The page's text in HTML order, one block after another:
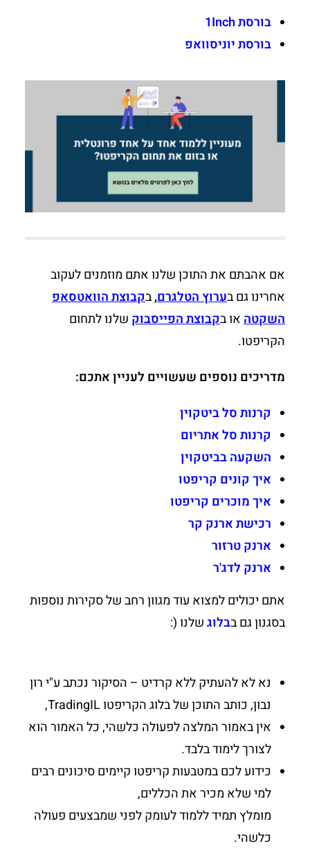
בורסת 1Inch
בורסת יוניסוואפ
אם אהבתם את התוכן שלנו אתם מוזמנים לעקוב
אחרינו גם בערוץ הטלגרם,בקבוצת הוואטסאפ
השקטהאו בקבוצת הפייסבוק שלנו לתחום
הקריפטו.
מדריכים נוספים שעשויים לעניין אתכם:
קרנות סל ביטקוין
קרנות סל אתריום
השקעה בביטקוין
איך קונים קריפטו
איך מוכרים קריפטו
רכישת ארנק קר
ארנק טרזור
ארנק לדג'ר
אתם יכולים למצוא עוד מגוון רחב של סקירות נוספות
בסגנון גם בבלוגשלנו (:
נא לא להעתיק ללא קרדיט – הסיקור נכתב ע"י רון
נבון, כותב התוכן של בלוג הקריפטו TradingIL,
אין באמור המלצה לפעולה כלשהי, כל האמור הוא
לצורך לימוד בלבד.
כידוע לכם במטבעות קריפטו קיימים סיכונים רבים
למי שלא מכיר את הכללים,
מומלץ תמיד ללמוד לעומק לפני שמבצעים פעולה
כלשהי.